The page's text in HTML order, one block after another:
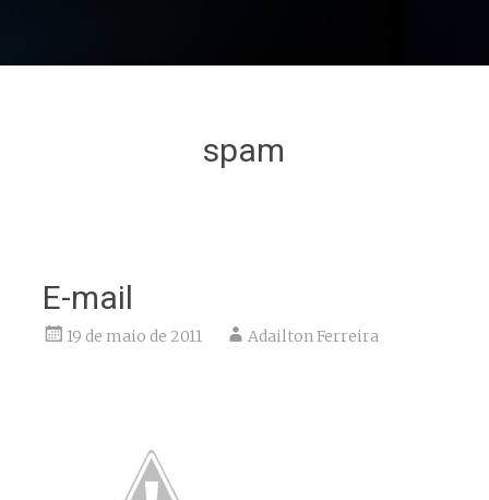
spam
E-mail
19 de maio de 2011 Adailton Ferreira